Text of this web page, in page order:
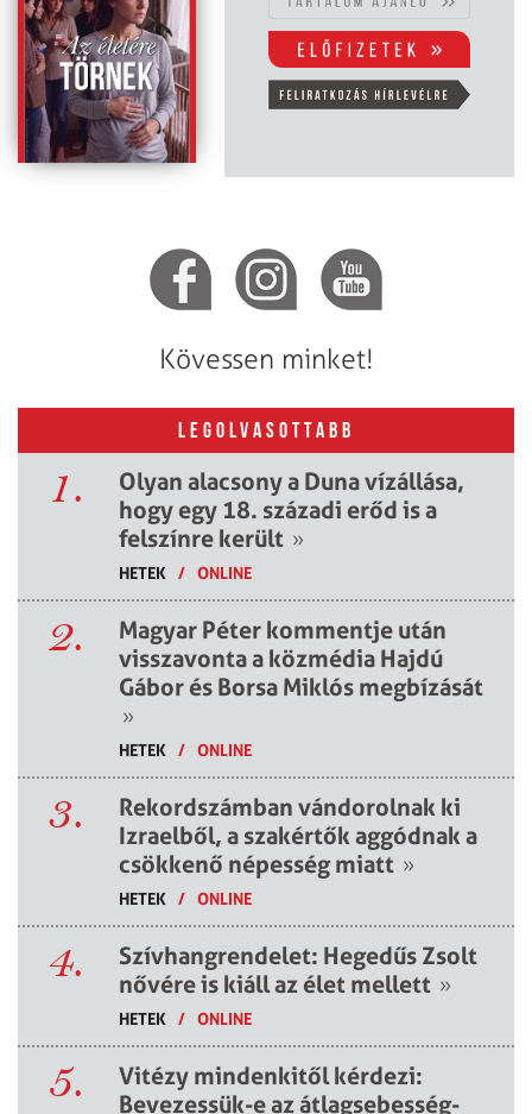
Kövessen minket!
LEGOLVASOTTABB
1.
Olyan alacsony a Duna vízállása,
hogy egy 18. századi erőd is a
felszínre került »
HETEK / ONLINE
2.
Magyar Péter kommentje után
visszavonta a közmédia Hajdú
Gábor és Borsa Miklós megbízását
»
HETEK / ONLINE
3.
Rekordszámban vándorolnak ki
Izraelből, a szakértők aggódnak a
csökkenő népesség miatt »
HETEK / ONLINE
4.
Szívhangrendelet: Hegedűs Zsolt
nővére is kiáll az élet mellett »
HETEK / ONLINE
5.
Vitézy mindenkitől kérdezi:
Bevezessük-e az átlagsebesség-